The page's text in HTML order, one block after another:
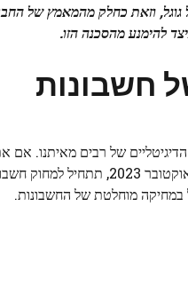
וזאת כחלק מהמאמץ של
להימנע מהסכנה הזו.
חשבונות
הדיגיטליים של רבים מאיתנו.
הודיעה כי החל מאוקטובר
מוחלטת של החשבונות.